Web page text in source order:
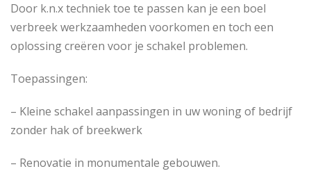
Door k.n.x techniek toe te passen kan je een boel
verbreek werkzaamheden voorkomen en toch een
oplossing creëren voor je schakel problemen.
Toepassingen:
– Kleine schakel aanpassingen in uw woning of bedrijf
zonder hak of breekwerk
– Renovatie in monumentale gebouwen.